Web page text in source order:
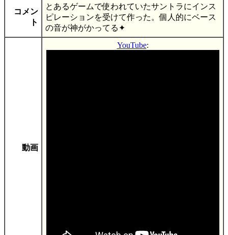
コメン
ト
とあるゲームで使われていたサントラにインス
ピレーションを受けて作った。個人的にベース
の音が神がかってる✦
動画
YouTube: